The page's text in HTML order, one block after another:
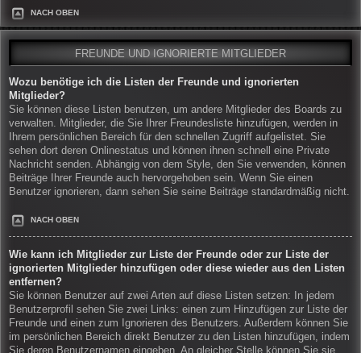
NACH OBEN
FREUNDE UND IGNORIERTE MITGLIEDER
Wozu benötige ich die Listen der Freunde und ignorierten
Mitglieder?
Sie können diese Listen benutzen, um andere Mitglieder des Boards zu
verwalten. Mitglieder, die Sie Ihrer Freundesliste hinzufügen, werden in
Ihrem persönlichen Bereich für den schnellen Zugriff aufgelistet. Sie
sehen dort deren Onlinestatus und können ihnen schnell eine Private
Nachricht senden. Abhängig von dem Style, den Sie verwenden, können
Beiträge Ihrer Freunde auch hervorgehoben sein. Wenn Sie einen
Benutzer ignorieren, dann sehen Sie seine Beiträge standardmäßig nicht.
NACH OBEN
Wie kann ich Mitglieder zur Liste der Freunde oder zur Liste der
ignorierten Mitglieder hinzufügen oder diese wieder aus den Listen
entfernen?
Sie können Benutzer auf zwei Arten auf diese Listen setzen: In jedem
Benutzerprofil sehen Sie zwei Links: einen zum Hinzufügen zur Liste der
Freunde und einen zum Ignorieren des Benutzers. Außerdem können Sie
im persönlichen Bereich direkt Benutzer zu den Listen hinzufügen, indem
Sie deren Benutzernamen eingeben. An gleicher Stelle können Sie sie